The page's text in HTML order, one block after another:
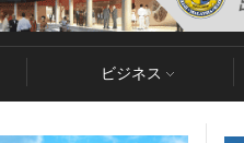
ビジネス